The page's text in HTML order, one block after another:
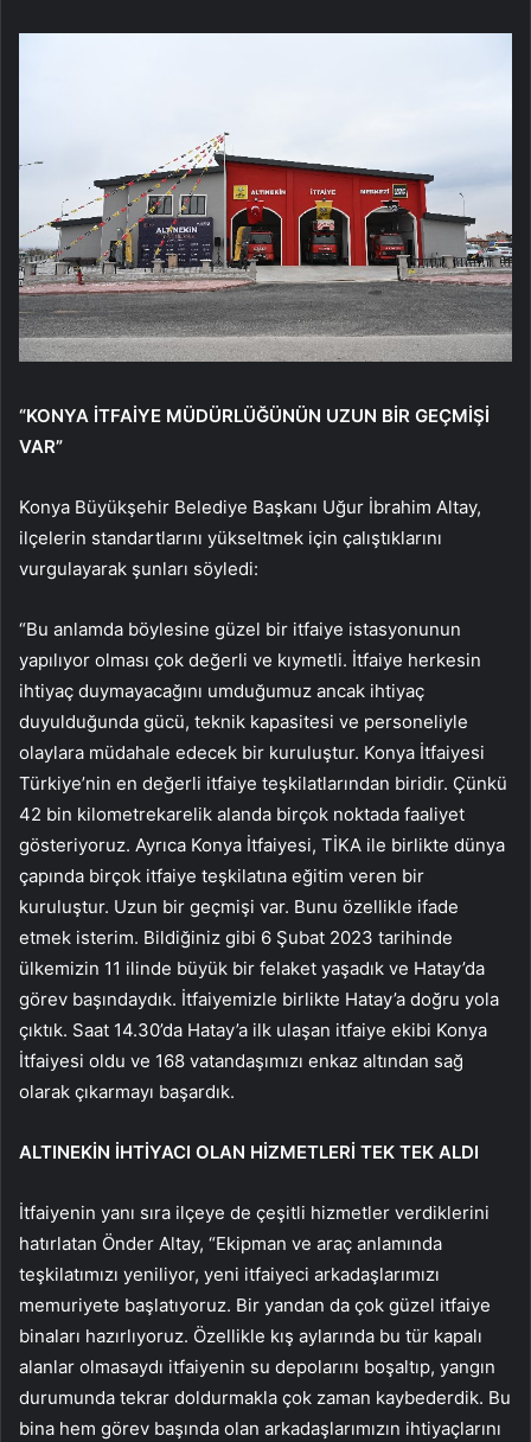
“KONYA İTFAİYE MÜDÜRLÜĞÜNÜN UZUN BİR GEÇMİŞİ
VAR”
Konya Büyükşehir Belediye Başkanı Uğur İbrahim Altay,
ilçelerin standartlarını yükseltmek için çalıştıklarını
vurgulayarak şunları söyledi:
“Bu anlamda böylesine güzel bir itfaiye istasyonunun
yapılıyor olması çok değerli ve kıymetli. İtfaiye herkesin
ihtiyaç duymayacağını umduğumuz ancak ihtiyaç
duyulduğunda gücü, teknik kapasitesi ve personeliyle
olaylara müdahale edecek bir kuruluştur. Konya İtfaiyesi
Türkiye’nin en değerli itfaiye teşkilatlarından biridir. Çünkü
42 bin kilometrekarelik alanda birçok noktada faaliyet
gösteriyoruz. Ayrıca Konya İtfaiyesi, TİKA ile birlikte dünya
çapında birçok itfaiye teşkilatına eğitim veren bir
kuruluştur. Uzun bir geçmişi var. Bunu özellikle ifade
etmek isterim. Bildiğiniz gibi 6 Şubat 2023 tarihinde
ülkemizin 11 ilinde büyük bir felaket yaşadık ve Hatay’da
görev başındaydık. İtfaiyemizle birlikte Hatay’a doğru yola
çıktık. Saat 14.30’da Hatay’a ilk ulaşan itfaiye ekibi Konya
İtfaiyesi oldu ve 168 vatandaşımızı enkaz altından sağ
olarak çıkarmayı başardık.
ALTINEKİN İHTİYACI OLAN HİZMETLERİ TEK TEK ALDI
İtfaiyenin yanı sıra ilçeye de çeşitli hizmetler verdiklerini
hatırlatan Önder Altay, “Ekipman ve araç anlamında
teşkilatımızı yeniliyor, yeni itfaiyeci arkadaşlarımızı
memuriyete başlatıyoruz. Bir yandan da çok güzel itfaiye
binaları hazırlıyoruz. Özellikle kış aylarında bu tür kapalı
alanlar olmasaydı itfaiyenin su depolarını boşaltıp, yangın
durumunda tekrar doldurmakla çok zaman kaybederdik. Bu
bina hem görev başında olan arkadaşlarımızın ihtiyaçlarını